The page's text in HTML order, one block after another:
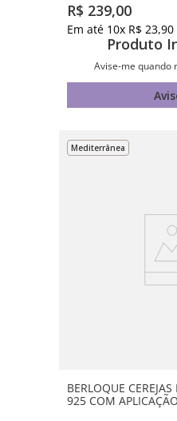
R$ 239,00
Em até 10x R$ 23,90
Produto
Avise-me quando
Mediterrânea
BERLOQUE
925 COM